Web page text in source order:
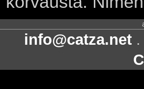
info@catza.net